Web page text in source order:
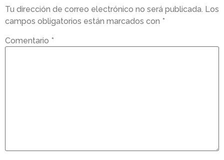
Tu dirección de correo electrónico no será publicada. Los
campos obligatorios están marcados con *
Comentario *